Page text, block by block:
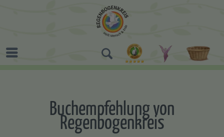
Buchempfehlung von
Regenbogenkreis